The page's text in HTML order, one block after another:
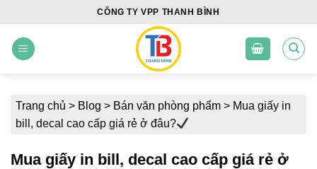
content
CÔNG TY VPP THANH BÌNH
Trang chủ > Blog > Bán văn phòng phẩm > Mua giấy in
bill, decal cao cấp giá rẻ ở đâu?
Mua giấy in bill, decal cao cấp giá rẻ ở